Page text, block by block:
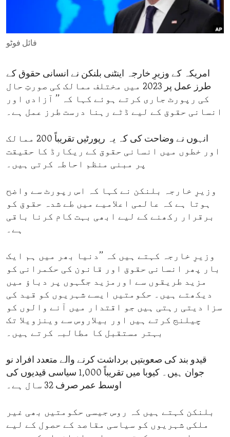
ENVIRONMENT AND HEALTH
IDEALS AND INSTITUTIONS
فائل فوٹو
امریکہ کے وزیرِ خارجہ اینٹنی بلنکن نے انسانی حقوق کے
طرز عمل پر 2023 میں مختلف ممالک کی صورتِ حال
کی رپورٹ جاری کرتے ہوئے کہا کہ ’’ آزادی اور
انسانی حقوق کے لیے ڈٹے رہنا درست طرز عمل ہے۔
انہوں نے وضاحت کی کہ یہ رپورٹیں تقریباً 200 ممالک
اور خطوں میں انسانی حقوق کے ریکارڈ کا حقیقت
پر مبنی منظم احاطہ کرتی ہیں۔
وزیرِ خارجہ بلنکن نے کہا کہ اس رپورٹ سے واضح
ہوتا ہے کہ عالمی اعلامیے میں طے شدہ حقوق کو
برقرار رکھنے کے لیے ابھی بہت کام کرنا باقی
ہے۔
وزیرِ خارجہ کہتے ہیں کہ ’’دنیا بھر میں ہم ایک
بار پھر انسانی حقوق اور قانون کی حکمرانی کو
مزید طریقوں سے اورمزید جگہوں پر دباؤ میں
دیکھتے ہیں۔ حکومتیں ایسے شہریوں کو قید کی
سزا دیتی رہتی ہیں جو اقتدار میں آنے والوں کو
چیلنج کرتے ہیں اور بیلاروس سے وینزویلا تک
بہتر مستقبل کا مطالبہ کرتے ہیں۔
قیدو بند کی صعوبتیں برداشت کرنے والے متعدد افراد نو
جوان ہیں۔ کیوبا میں تقریباً 1,000 سیاسی قیدیوں کی
اوسط عمر صرف 32 سال ہے۔
بلنکن کہتے ہیں کہ روس جیسی حکومتیں بھی غیر
ملکی شہریوں کو سیاسی مقاصد کے حصول کے لیے